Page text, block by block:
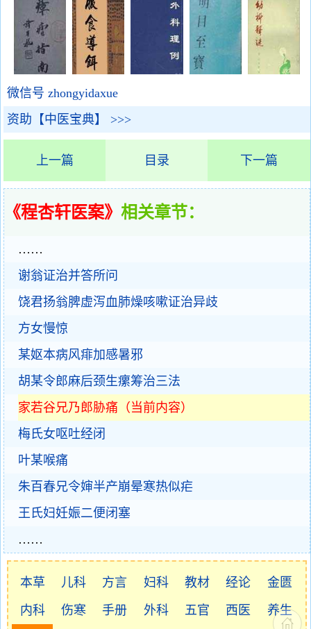
微信号 zhongyidaxue
资助【中医宝典】 >>>
上一篇 目录 下一篇
《程杏轩医案》 相关章节：
……
谢翁证治并答所问
饶君扬翁脾虚泻血肺燥咳嗽证治异歧
方女慢惊
某妪本病风痱加感暑邪
胡某令郎麻后颈生瘰筹治三法
家若谷兄乃郎胁痛（当前内容）
梅氏女呕吐经闭
叶某喉痛
朱百春兄令婶半产崩晕寒热似疟
王氏妇妊娠二便闭塞
……
本草 儿科 方言 妇科 教材 经论
金匮
内科
伤寒 手册 外科 五官 西医 养生